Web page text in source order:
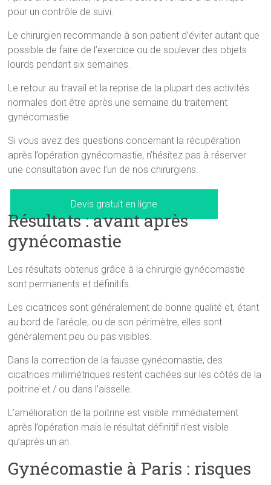
pour un contrôle de suivi.
Le chirurgien recommande à son patient d’éviter autant que
possible de faire de l’exercice ou de soulever des objets
lourds pendant six semaines.
Le retour au travail et la reprise de la plupart des activités
normales doit être après une semaine du traitement
gynécomastie.
Si vous avez des questions concernant la récupération
après l’opération gynécomastie, n’hésitez pas à réserver
une consultation avec l’un de nos chirurgiens.
Devis gratuit en ligne
Résultats : avant après
gynécomastie
Les résultats obtenus grâce à la chirurgie gynécomastie
sont permanents et définitifs.
Les cicatrices sont généralement de bonne qualité et, étant
au bord de l’aréole, ou de son périmètre, elles sont
généralement peu ou pas visibles.
Dans la correction de la fausse gynécomastie, des
cicatrices millimétriques restent cachées sur les côtés de la
poitrine et / ou dans l’aisselle.
L’amélioration de la poitrine est visible immédiatement
après l’opération mais le résultat définitif n’est visible
qu’après un an.
Gynécomastie à Paris : risques